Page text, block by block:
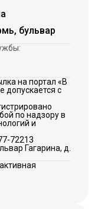
бульвар
на портал «В
допускается с
по надзору в
и
72213
Гагарина, д.